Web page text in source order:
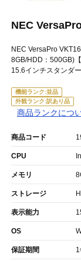
NEC
NEC VersaPro
8GB/HDD：500GB)
15.6インチスタンダ
機能ランク:並品
外観ランク:訳あり品
商品ランクにつ
商品コード
CPU
メモリ
ストレージ
表示能力
OS
保証期間